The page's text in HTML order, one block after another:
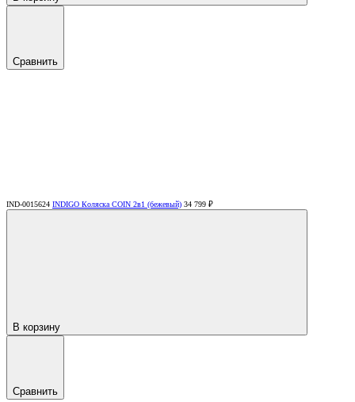
Сравнить
IND-0015624 INDIGO Коляска COIN 2в1 (бежевый) 34 799 ₽
В корзину
Сравнить